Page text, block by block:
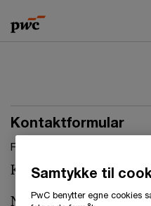
to
content
to
footer
Kontaktformular
Felter, markeret med
Kontaktperson:
Navn*
Samtykke til
PwC benytter egne cookies